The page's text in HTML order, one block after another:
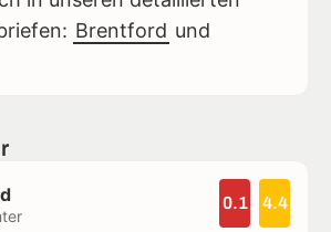
Brentford und
0.1 4.4